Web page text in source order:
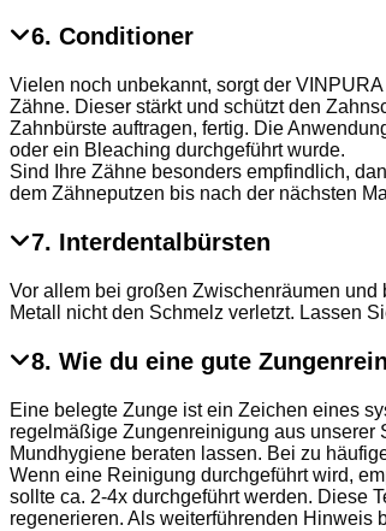
6. Conditioner
Vielen noch unbekannt, sorgt der
Zähne. Dieser stärkt und schützt den
Zahnbürste auftragen, fertig. Die
oder ein Bleaching durchgeführt wurde.
Sind Ihre Zähne besonders empfindlich,
dem Zähneputzen bis nach der nächsten
7. Interdentalbürsten
Vor allem bei großen Zwischenräumen
Metall nicht den Schmelz verletzt. Lassen
8. Wie du eine gute
Eine belegte Zunge ist ein Zeichen eines
regelmäßige Zungenreinigung aus unserer
Mundhygiene beraten lassen. Bei zu
Wenn eine Reinigung durchgeführt wird,
sollte ca. 2-4x durchgeführt werden. Diese
regenerieren. Als weiterführenden Hinweis